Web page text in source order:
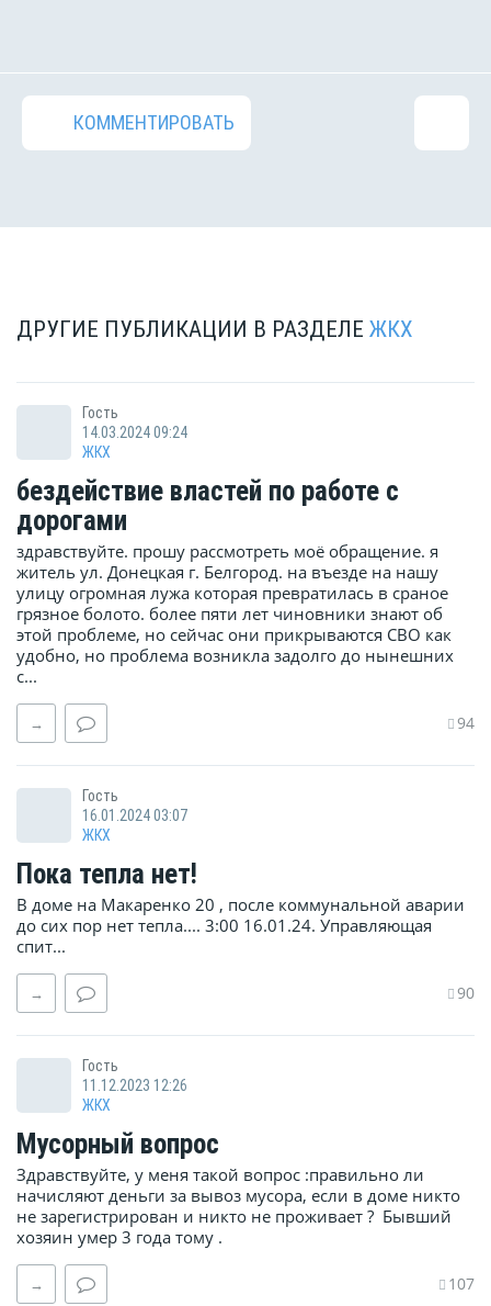
КОММЕНТИРОВАТЬ
ДРУГИЕ ПУБЛИКАЦИИ В РАЗДЕЛЕ ЖКХ
Гость
14.03.2024 09:24
ЖКХ
бездействие властей по работе с
дорогами
здравствуйте. прошу рассмотреть моё обращение. я
житель ул. Донецкая г. Белгород. на въезде на нашу
улицу огромная лужа которая превратилась в сраное
грязное болото. более пяти лет чиновники знают об
этой проблеме, но сейчас они прикрываются СВО как
удобно, но проблема возникла задолго до нынешних
с...
→ 94
Гость
16.01.2024 03:07
ЖКХ
Пока тепла нет!
В доме на Макаренко 20 , после коммунальной аварии
до сих пор нет тепла.... 3:00 16.01.24. Управляющая
спит...
→ 90
Гость
11.12.2023 12:26
ЖКХ
Мусорный вопрос
Здравствуйте, у меня такой вопрос :правильно ли
начисляют деньги за вывоз мусора, если в доме никто
не зарегистрирован и никто не проживает ? Бывший
хозяин умер 3 года тому .
→ 107